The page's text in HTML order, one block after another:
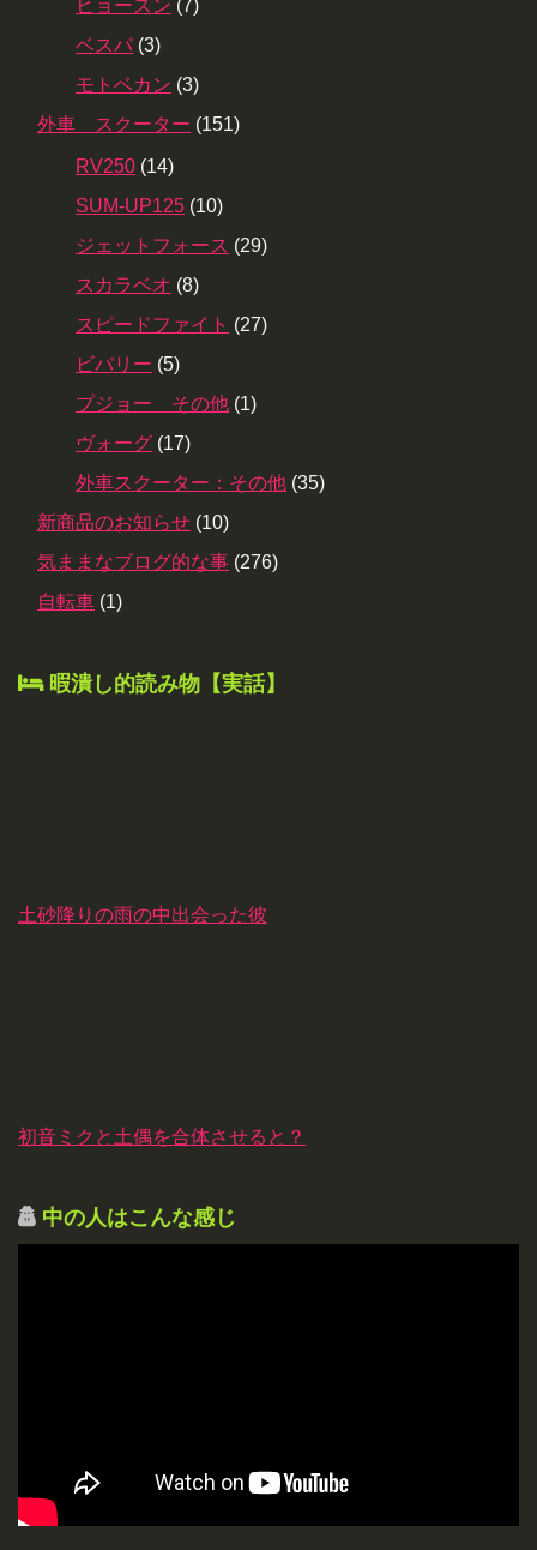
ヒョースン (7)
ベスパ (3)
モトベカン (3)
外車 スクーター (151)
RV250 (14)
SUM-UP125 (10)
ジェットフォース (29)
スカラベオ (8)
スピードファイト (27)
ビバリー (5)
プジョー その他 (1)
ヴォーグ (17)
外車スクーター：その他 (35)
新商品のお知らせ (10)
気ままなブログ的な事 (276)
自転車 (1)
暇潰し的読み物【実話】
土砂降りの雨の中出会った彼
初音ミクと土偶を合体させると？
中の人はこんな感じ